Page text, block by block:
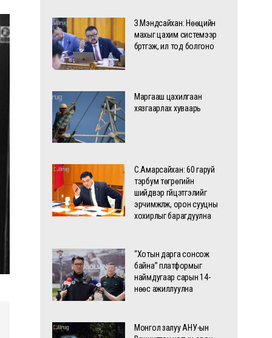
З.Мэндсайхан: Нөөцийн
махыг цахим системээр
бүртгэж, ил тод болгоно
Маргааш цахилгаан
хязгаарлах хуваарь
С.Амарсайхан: 60 гаруй
тэрбум төгрөгийн
шийдвэр гүйцэтгэлийг
эрчимжүүлж, орон сууцны
хохирлыг барагдуулна
“Хотын дарга сонсож
байна” платформыг
наймдугаар сарын 14-
нөөс ажиллуулна
Монгол залуу АНУ-ын